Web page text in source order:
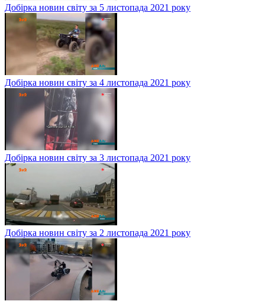
Добірка новин світу за 5 листопада 2021 року
Добірка новин світу за 4 листопада 2021 року
Добірка новин світу за 3 листопада 2021 року
Добірка новин світу за 2 листопада 2021 року